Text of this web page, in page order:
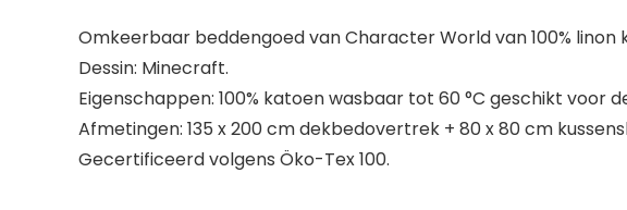
Omkeerbaar beddengoed van Character World van 100% linon
Dessin: Minecraft.
Eigenschappen: 100% katoen wasbaar tot 60 °C geschikt voor
Afmetingen: 135 x 200 cm dekbedovertrek + 80 x 80 cm
Gecertificeerd volgens Öko-Tex 100.